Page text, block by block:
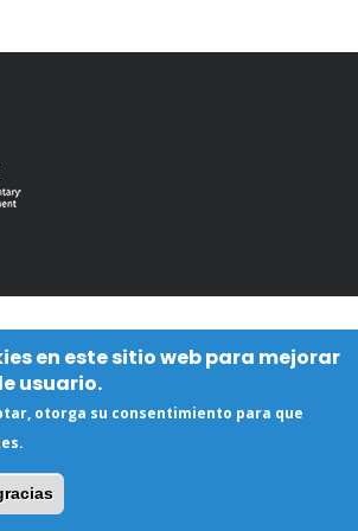
en este sitio web para mejorar
usuario.
otorga su consentimiento para que